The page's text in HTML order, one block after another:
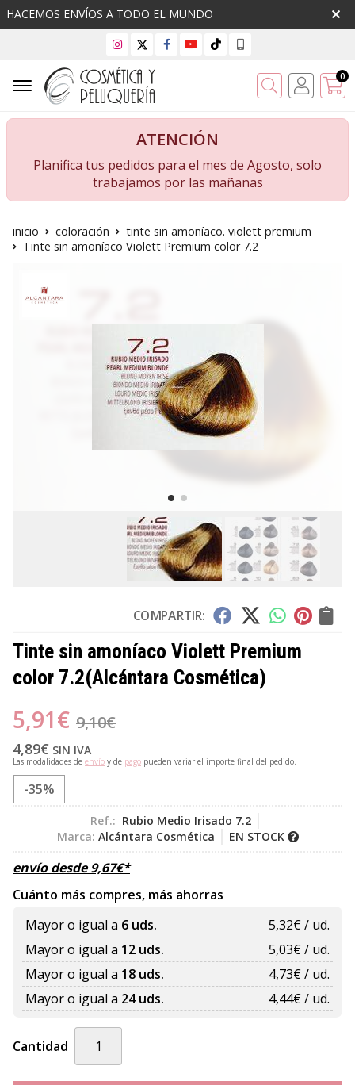
HACEMOS ENVÍOS A TODO EL MUNDO
Buscar 0
ATENCIÓN
Planifica tus pedidos para el mes de Agosto, solo
trabajamos por las mañanas
inicio coloración
tinte sin amoníaco. violett premium
Tinte sin amoníaco Violett Premium color 7.2
COMPARTIR:
Tinte sin amoníaco Violett Premium
color 7.2(Alcántara Cosmética)
5,91€ 9,10€
4,89€ SIN IVA
Las modalidades de envío y de pago pueden variar el importe final del pedido.
-35%
Ref.: Rubio Medio Irisado 7.2
Marca: Alcántara Cosmética EN STOCK
envío desde9,67€*
Cuánto más compres, más ahorras
Mayor o igual a 6 uds. 5,32€ / ud.
Mayor o igual a 12 uds. 5,03€ / ud.
Mayor o igual a 18 uds. 4,73€ / ud.
Mayor o igual a 24 uds. 4,44€ / ud.
Cantidad